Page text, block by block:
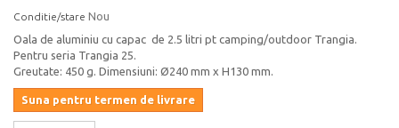
Conditie/stare Nou
Oala de aluminiu cu capac de 2.5 litri pt camping/outdoor Trangia.
Pentru seria Trangia ­25.
Greutate: 450 g. Dimensiuni: Ø240 mm x H130 mm.
Suna pentru termen de livrare